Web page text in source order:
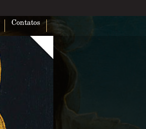
Contatos
o Google Maps
site?